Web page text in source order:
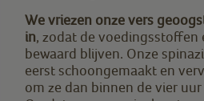
We vriezen onze vers
in, zodat de voedingsstoffen
bewaard blijven. Onze
eerst schoongemaakt en
om ze dan binnen de vier